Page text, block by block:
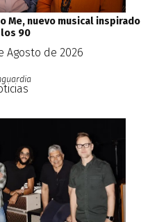
Me, nuevo musical inspirado
los 90
Agosto de 2026